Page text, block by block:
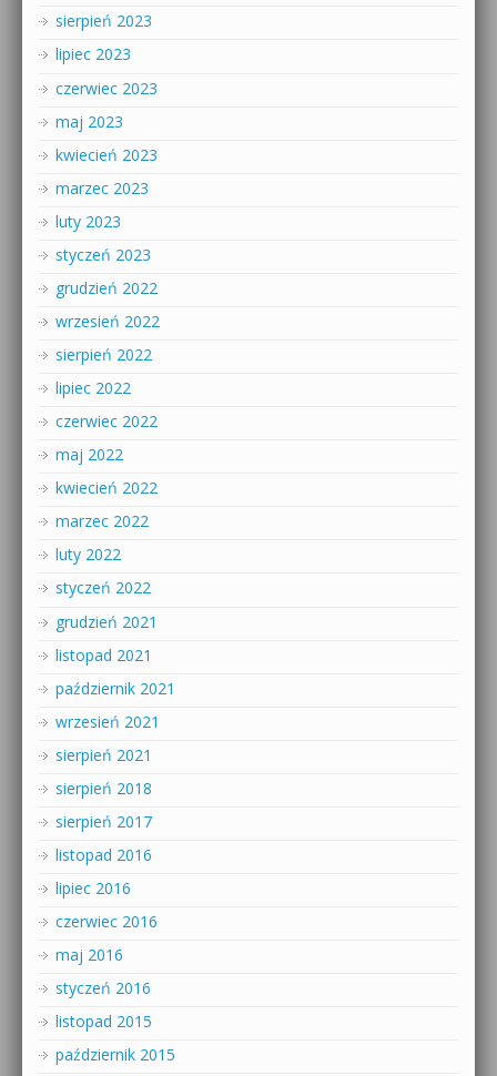
sierpień 2023
lipiec 2023
czerwiec 2023
maj 2023
kwiecień 2023
marzec 2023
luty 2023
styczeń 2023
grudzień 2022
wrzesień 2022
sierpień 2022
lipiec 2022
czerwiec 2022
maj 2022
kwiecień 2022
marzec 2022
luty 2022
styczeń 2022
grudzień 2021
listopad 2021
październik 2021
wrzesień 2021
sierpień 2021
sierpień 2018
sierpień 2017
listopad 2016
lipiec 2016
czerwiec 2016
maj 2016
styczeń 2016
listopad 2015
październik 2015